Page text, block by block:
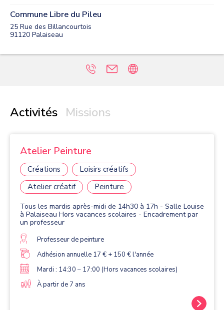
Commune Libre du Pileu
25 Rue des Billancourtois
91120 Palaiseau
Activités Missions
Atelier Peinture
Créations
Loisirs créatifs
Atelier créatif
Peinture
Tous les mardis après-midi de 14h30 à 17h - Salle Louise
à Palaiseau Hors vacances scolaires - Encadrement par
un professeur
Professeur de peinture
Adhésion annuelle 17 € + 150 € l'année
Mardi : 14:30 – 17:00 (Hors vacances scolaires)
À partir de 7 ans